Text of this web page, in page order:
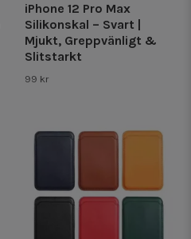
iPhone 12 Pro Max
Silikonskal – Svart |
Mjukt, Greppvänligt &
Slitstarkt
99 kr